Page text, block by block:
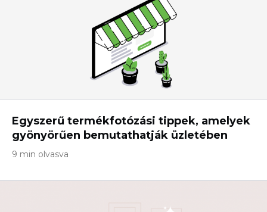
Egyszerű termékfotózási tippek, amelyek
gyönyörűen bemutathatják üzletében
9 min olvasva